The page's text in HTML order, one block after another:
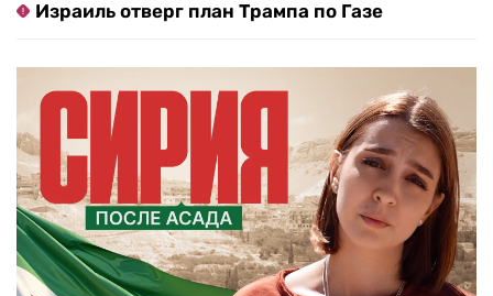
Израиль отверг план Трампа по Газе